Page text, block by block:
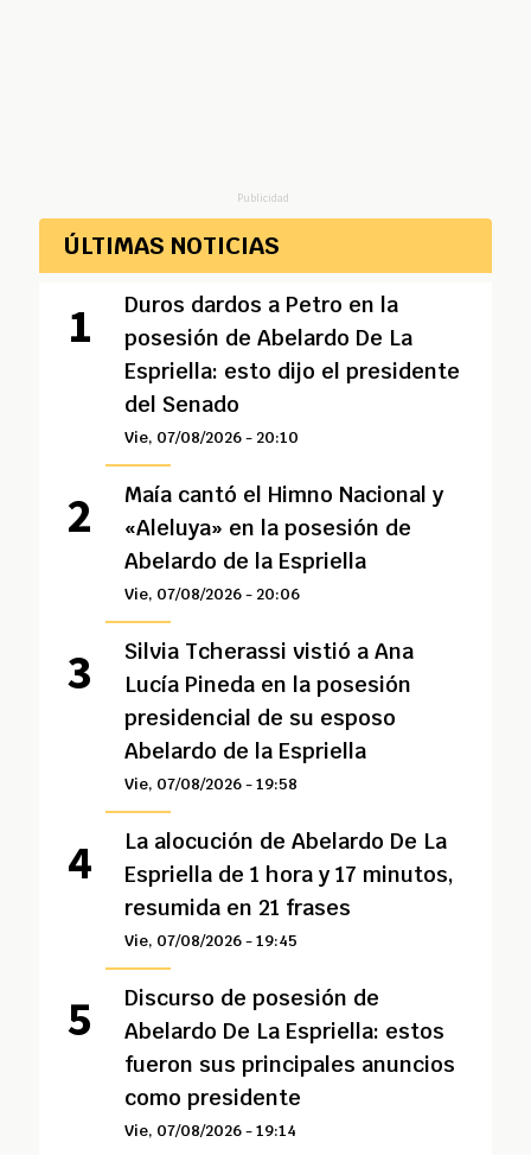
Publicidad
ÚLTIMAS NOTICIAS
Duros dardos a Petro en la
posesión de Abelardo De La
Espriella: esto dijo el presidente
del Senado
Vie, 07/08/2026 - 20:10
Maía cantó el Himno Nacional y
«Aleluya» en la posesión de
Abelardo de la Espriella
Vie, 07/08/2026 - 20:06
Silvia Tcherassi vistió a Ana
Lucía Pineda en la posesión
presidencial de su esposo
Abelardo de la Espriella
Vie, 07/08/2026 - 19:58
La alocución de Abelardo De La
Espriella de 1 hora y 17 minutos,
resumida en 21 frases
Vie, 07/08/2026 - 19:45
Discurso de posesión de
Abelardo De La Espriella: estos
fueron sus principales anuncios
como presidente
Vie, 07/08/2026 - 19:14